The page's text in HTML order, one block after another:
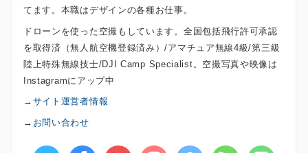
てます。本職はデザインの各種お仕事。
ドローンを使った空撮もしています。全国包括飛行許可承認
を取得済（無人航空機登録済み）/アマチュア無線4級/第三級
陸上特殊無線技士/DJI Camp Specialist。空撮写真や映像は
Instagramにアップ中
→ サイト運営者情報
→ お問い合わせ